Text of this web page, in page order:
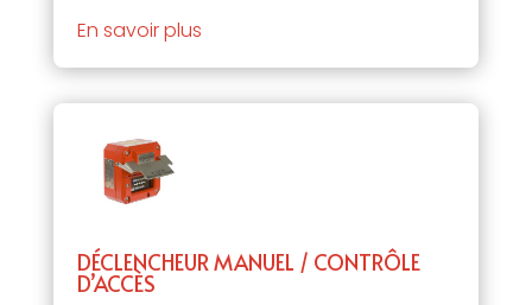
En savoir plus
DÉCLENCHEUR MANUEL / CONTRÔLE
D’ACCÈS